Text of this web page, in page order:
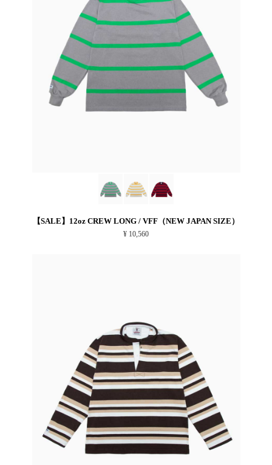
【SALE】12oz CREW LONG / VFF（NEW JAPAN SIZE）
¥ 10,560